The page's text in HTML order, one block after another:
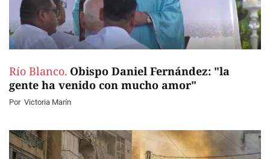
Río Blanco. Obispo Daniel Fernández: "la
gente ha venido con mucho amor"
Por Victoria Marín